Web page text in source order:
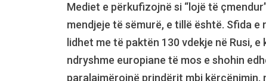
Mediet e përkufizojnë si “lojë të
mendjeje të sëmurë, e tillë është. Sfida
lidhet me të paktën 130 vdekje në Rusi,
ndryshme europiane të mos e shohin
paralajmërojnë prindërit mbi kërcënimin,